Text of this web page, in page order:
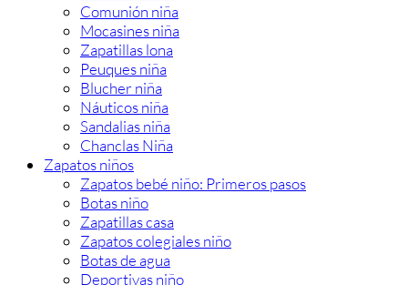
Comunión niña
Mocasines niña
Zapatillas lona
Peuques niña
Blucher niña
Náuticos niña
Sandalias niña
Chanclas Niña
Zapatos niños
Zapatos bebé niño: Primeros pasos
Botas niño
Zapatillas casa
Zapatos colegiales niño
Botas de agua
Deportivas niño